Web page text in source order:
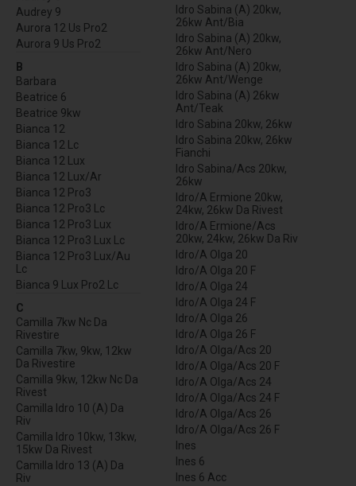
Audrey 9
Aurora 12 Us Pro2
Aurora 9 Us Pro2
B
Barbara
Beatrice 6
Beatrice 9kw
Bianca 12
Bianca 12 Lc
Bianca 12 Lux
Bianca 12 Lux/Ar
Bianca 12 Pro3
Bianca 12 Pro3 Lc
Bianca 12 Pro3 Lux
Bianca 12 Pro3 Lux Lc
Bianca 12 Pro3 Lux/Au
Lc
Bianca 9 Lux Pro2 Lc
C
Camilla 7kw Nc Da
Rivestire
Camilla 7kw, 9kw, 12kw
Da Rivestire
Camilla 9kw, 12kw Nc Da
Rivest
Camilla Idro 10 (A) Da
Riv
Camilla Idro 10kw, 13kw,
15kw Da Rivest
Camilla Idro 13 (A) Da
Riv
Idro Sabina (A) 20kw,
26kw Ant/Bia
Idro Sabina (A) 20kw,
26kw Ant/Nero
Idro Sabina (A) 20kw,
26kw Ant/Wenge
Idro Sabina (A) 26kw
Ant/Teak
Idro Sabina 20kw, 26kw
Idro Sabina 20kw, 26kw
Fianchi
Idro Sabina/Acs 20kw,
26kw
Idro/A Ermione 20kw,
24kw, 26kw Da Rivest
Idro/A Ermione/Acs
20kw, 24kw, 26kw Da Riv
Idro/A Olga 20
Idro/A Olga 20 F
Idro/A Olga 24
Idro/A Olga 24 F
Idro/A Olga 26
Idro/A Olga 26 F
Idro/A Olga/Acs 20
Idro/A Olga/Acs 20 F
Idro/A Olga/Acs 24
Idro/A Olga/Acs 24 F
Idro/A Olga/Acs 26
Idro/A Olga/Acs 26 F
Ines
Ines 6
Ines 6 Acc